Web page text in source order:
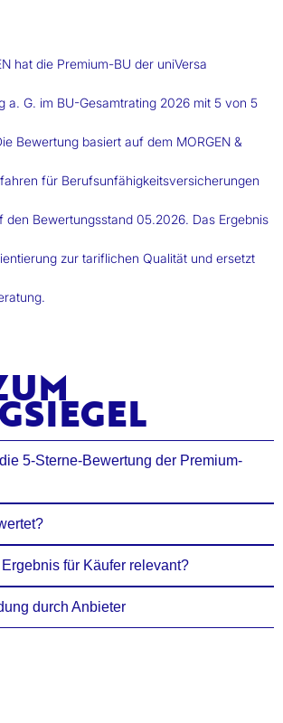
hat die Premium-BU der uniVersa
a. G. im BU-Gesamtrating 2026 mit 5 von 5
Bewertung basiert auf dem MORGEN &
für Berufsunfähigkeitsversicherungen
den Bewertungsstand 05.2026. Das Ergebnis
zur tariflichen Qualität und ersetzt
5-Sterne-Bewertung der Premium-
für Käufer relevant?
durch Anbieter